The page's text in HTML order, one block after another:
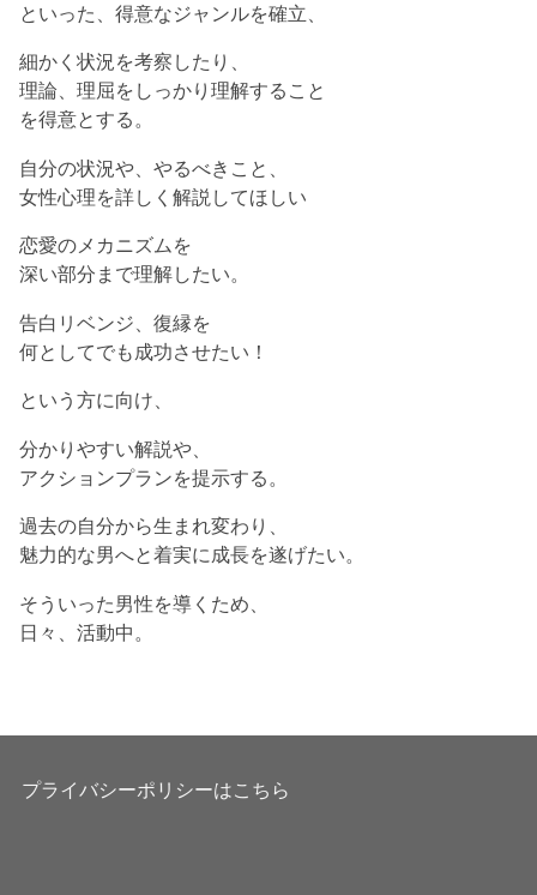
といった、得意なジャンルを確立、
細かく状況を考察したり、
理論、理屈をしっかり理解すること
を得意とする。
自分の状況や、やるべきこと、
女性心理を詳しく解説してほしい
恋愛のメカニズムを
深い部分まで理解したい。
告白リベンジ、復縁を
何としてでも成功させたい！
という方に向け、
分かりやすい解説や、
アクションプランを提示する。
過去の自分から生まれ変わり、
魅力的な男へと着実に成長を遂げたい。
そういった男性を導くため、
日々、活動中。
プライバシーポリシーはこちら